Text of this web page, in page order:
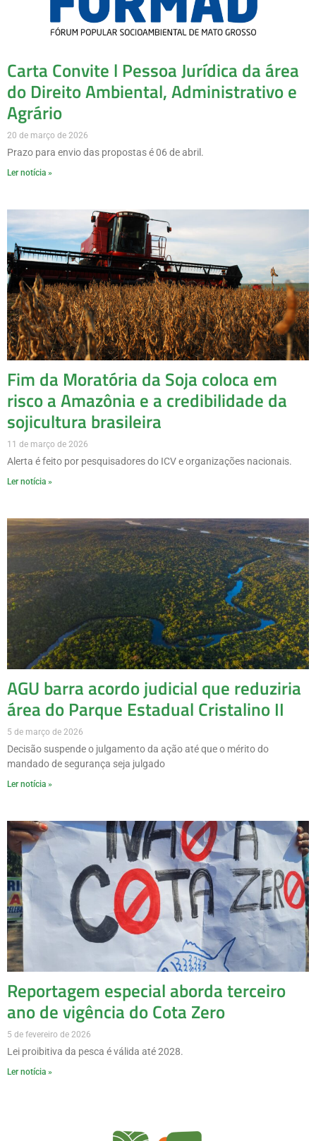
Carta Convite l Pessoa Jurídica da área
do Direito Ambiental, Administrativo e
Agrário
20 de março de 2026
Prazo para envio das propostas é 06 de abril.
Ler notícia »
Fim da Moratória da Soja coloca em
risco a Amazônia e a credibilidade da
sojicultura brasileira
11 de março de 2026
Alerta é feito por pesquisadores do ICV e organizações nacionais.
Ler notícia »
AGU barra acordo judicial que reduziria
área do Parque Estadual Cristalino II
5 de março de 2026
Decisão suspende o julgamento da ação até que o mérito do
mandado de segurança seja julgado
Ler notícia »
Reportagem especial aborda terceiro
ano de vigência do Cota Zero
5 de fevereiro de 2026
Lei proibitiva da pesca é válida até 2028.
Ler notícia »